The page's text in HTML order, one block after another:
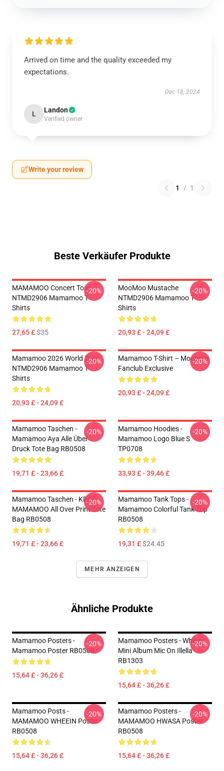
Arrived on time and the quality exceeded my
expectations.
Dec 18, 2024
L Landon
Verified owner
Write your review
1 / 1
Beste Verkäufer Produkte
MAMAMOO Concert Tour
NTMD2906 Mamamoo T-
Shirts
27,65 £$35
-20%
MooMoo Mustache
NTMD2906 Mamamoo T-
Shirts
20,93 £ - 24,09 £
-20%
Mamamoo 2026 World Tour
NTMD2906 Mamamoo T-
Shirts
20,93 £ - 24,09 £
-20%
Mamamoo T-Shirt – Moomoo
Fanclub Exclusive
20,93 £ - 24,09 £
-20%
Mamamoo Taschen -
Mamamoo Aya Alle Über
Druck Tote Bag RB0508
19,71 £ - 23,66 £
-20%
Mamamoo Hoodies -
Mamamoo Logo Blue S
TP0708
33,93 £ - 39,46 £
-20%
Mamamoo Taschen - KPOP
MAMAMOO All Over Print Tote
Bag RB0508
19,71 £ - 23,66 £
-20%
Mamamoo Tank Tops -
Mamamoo Colorful Tank Top
RB0508
19,31 £$24.45
-20%
MEHR ANZEIGEN
Ähnliche Produkte
Mamamoo Posters -
Mamamoo Poster RB0508
15,64 £ - 36,26 £
-20%
Mamamoo Posters - Wheein
Mini Album Mic On Illella
RB1303
15,64 £ - 36,26 £
-20%
Mamamoo Posts -
MAMAMOO WHEEIN Poster
RB0508
15,64 £ - 36,26 £
-20%
Mamamoo Posters -
MAMAMOO HWASA Poster
RB0508
15,64 £ - 36,26 £
-20%